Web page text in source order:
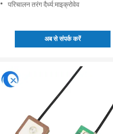
परिचालन तरंग दैर्ध्य:माइक्रोवेव
अब से संपर्क करें